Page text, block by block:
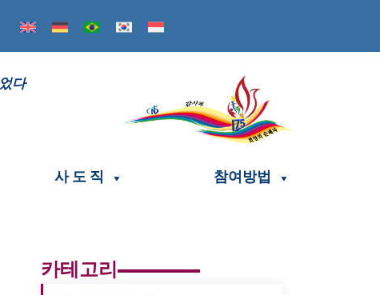
다
사 도 직 참여방법
카테고리